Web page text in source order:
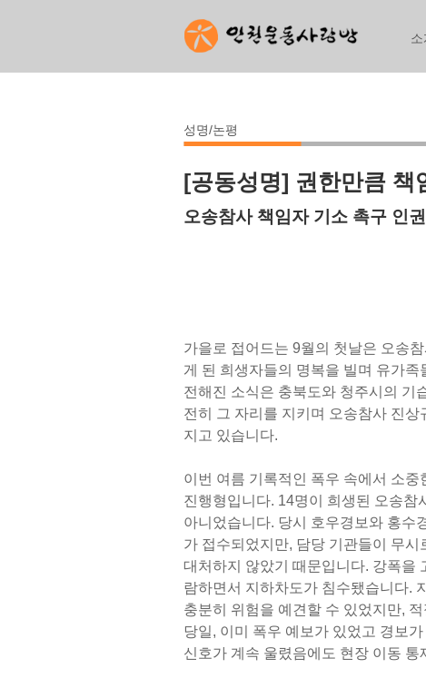
성명/논평
[공동성명] 권한만큼 책
오송참사 책임자 기소 촉구 인
가을로 접어드는 9월의 첫날은 오송
게 된 희생자들의 명복을 빌며 유가
전해진 소식은 충북도와 청주시의 기
전히 그 자리를 지키며 오송참사 진
지고 있습니다.
이번 여름 기록적인 폭우 속에서 소
진행형입니다. 14명이 희생된 오송참
아니었습니다. 당시 호우경보와 홍수
가 접수되었지만, 담당 기관들이 무
대처하지 않았기 때문입니다. 강폭을
람하면서 지하차도가 침수됐습니다.
충분히 위험을 예견할 수 있었지만,
당일, 이미 폭우 예보가 있었고 경보
신호가 계속 울렸음에도 현장 이동
소